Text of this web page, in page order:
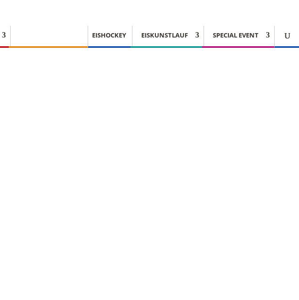
EISHOCKEY EISKUNSTLAUF SPECIAL EVENT